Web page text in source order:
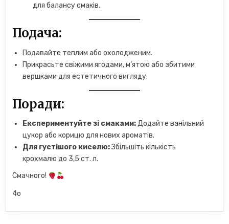
для балансу смаків.
Подача:
Подавайте теплим або охолодженим.
Прикрасьте свіжими ягодами, м’ятою або збитими
вершками для естетичного вигляду.
Поради:
Експериментуйте зі смаками:Додайте ванільний
цукор або корицю для нових ароматів.
Для густішого киселю:Збільшіть кількість
крохмалю до 3,5 ст. л.
Смачного!
4o